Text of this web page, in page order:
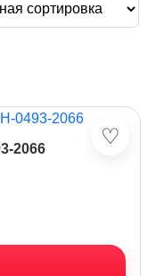
♡
2066